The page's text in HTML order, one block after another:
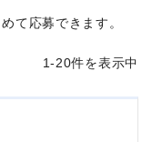
て応募できます。
1-20件を表示中